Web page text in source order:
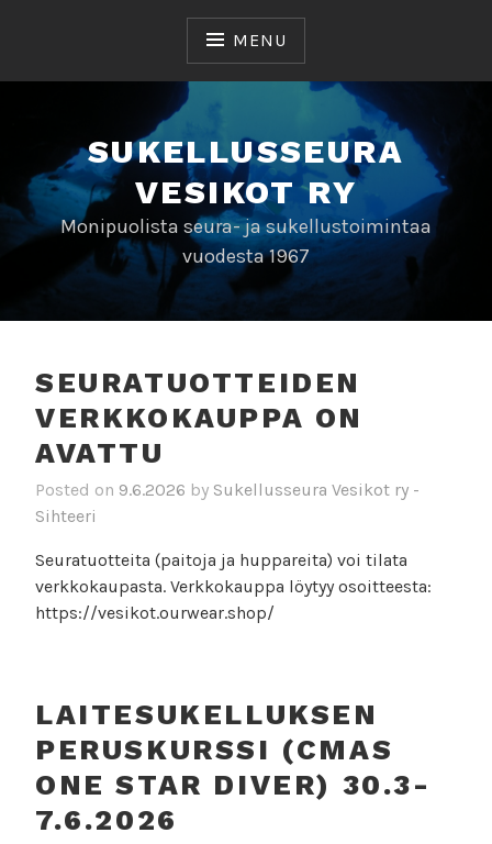
MENU
SUKELLUSSEURA
VESIKOT RY
Monipuolista seura- ja sukellustoimintaa
vuodesta 1967
SEURATUOTTEIDEN
VERKKOKAUPPA ON
AVATTU
Posted on 9.6.2026 by Sukellusseura Vesikot ry -
Sihteeri
Seuratuotteita (paitoja ja huppareita) voi tilata
verkkokaupasta. Verkkokauppa löytyy osoitteesta:
https://vesikot.ourwear.shop/
LAITESUKELLUKSEN
PERUSKURSSI (CMAS
ONE STAR DIVER) 30.3-
7.6.2026